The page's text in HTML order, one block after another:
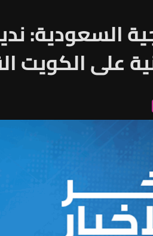
السعودية:
على